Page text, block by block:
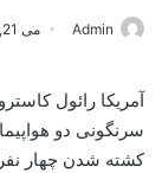
Admin می 21, 2026
آمریکا رائول
کشته شدن چهار